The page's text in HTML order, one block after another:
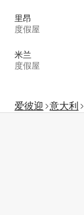
里昂
度假屋
米兰
度假屋
爱彼迎 意大利